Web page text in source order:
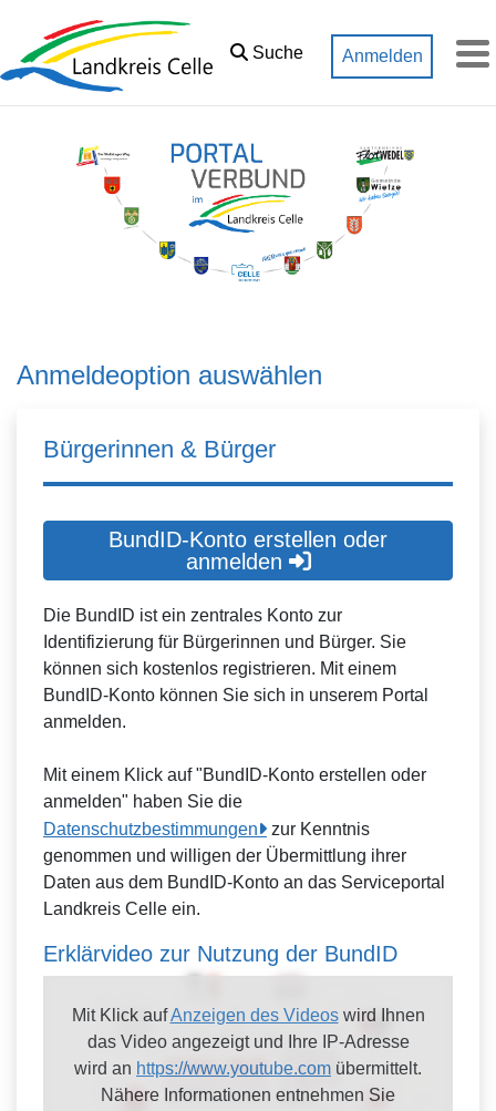
Zum Hauptinhalt springen
Suche
Anmelden
Anmeldeoption auswählen
Bürgerinnen & Bürger
BundID-Konto erstellen oder
anmelden
Die BundID ist ein zentrales Konto zur
Identifizierung für Bürgerinnen und Bürger. Sie
können sich kostenlos registrieren. Mit einem
BundID-Konto können Sie sich in unserem Portal
anmelden.
Mit einem Klick auf "BundID-Konto erstellen oder
anmelden" haben Sie die
Datenschutzbestimmungen
zur Kenntnis
genommen und willigen der Übermittlung ihrer
Daten aus dem BundID-Konto an das Serviceportal
Landkreis Celle ein.
Erklärvideo zur Nutzung der BundID
Mit Klick aufAnzeigen des Videoswird Ihnen
das Video angezeigt und Ihre IP-Adresse
wird an https://www.youtube.com übermittelt.
Nähere Informationen entnehmen Sie